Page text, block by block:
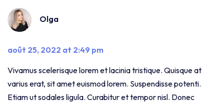
Olga
août 25, 2022 at 2:49 pm
Vivamus scelerisque lorem et lacinia tristique. Quisque at
varius erat, sit amet euismod lorem. Suspendisse potenti.
Etiam ut sodales ligula. Curabitur et tempor nisl. Donec